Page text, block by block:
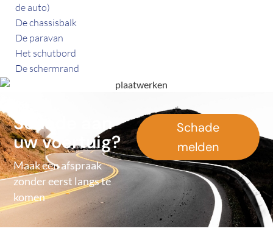
de auto)
De chassisbalk
De paravan
Het schutbord
De schermrand
Schade aan
uw voertuig?
Maak een afspraak
zonder eerst langs te
komen
Schade
melden